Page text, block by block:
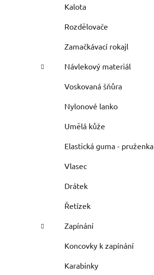
Kalota
Rozdělovače
Zamačkávací rokajl
Návlekový materiál
Voskovaná šňůra
Nylonové lanko
Umělá kůže
Elastická guma - pruženka
Vlasec
Drátek
Řetízek
Zapínání
Koncovky k zapínání
Karabinky